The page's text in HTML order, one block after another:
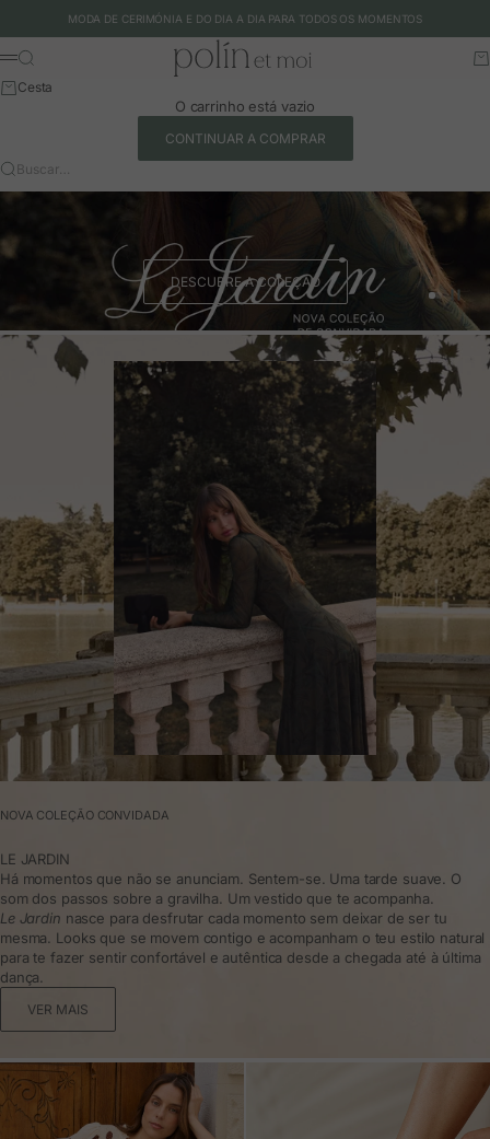
MODA DE CERIMÓNIA E DO DIA A DIA PARA TODOS OS MOMENTOS
Polín et moi - EU
Menu
Buscar
Cesta
O carrinho está vazio
CONTINUAR A COMPRAR
Buscar…
DESCUBRE A COLEÇÃO
Ir para o
Ir para
NOVA COLEÇÃO CONVIDADA
LE JARDIN
Há momentos que não se anunciam. Sentem-se. Uma tarde suave. O
som dos passos sobre a gravilha. Um vestido que te acompanha.
Le Jardin nasce para desfrutar cada momento sem deixar de ser tu
mesma. Looks que se movem contigo e acompanham o teu estilo natural
para te fazer sentir confortável e autêntica desde a chegada até à última
dança.
VER MAIS